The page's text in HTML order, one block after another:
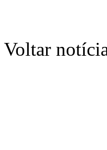
Voltar